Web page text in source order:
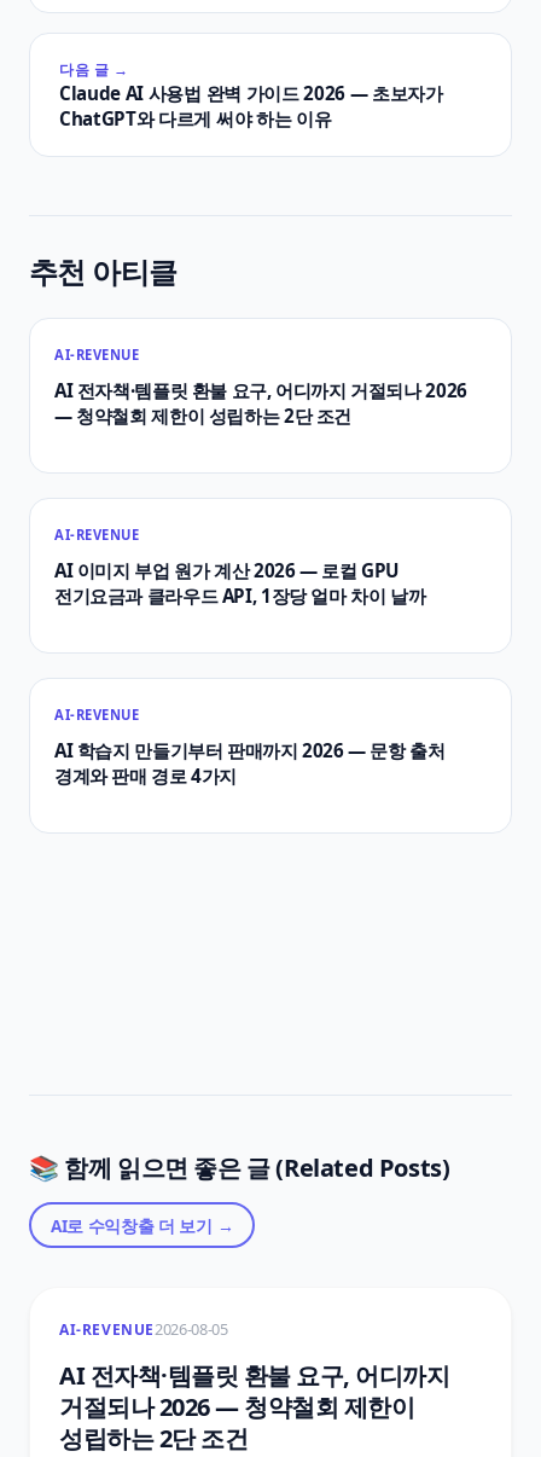
다음 글 →
Claude AI 사용법 완벽 가이드 2026 — 초보자가
ChatGPT와 다르게 써야 하는 이유
추천 아티클
AI-REVENUE
AI 전자책·템플릿 환불 요구, 어디까지 거절되나 2026
— 청약철회 제한이 성립하는 2단 조건
AI-REVENUE
AI 이미지 부업 원가 계산 2026 — 로컬 GPU
전기요금과 클라우드 API, 1장당 얼마 차이 날까
AI-REVENUE
AI 학습지 만들기부터 판매까지 2026 — 문항 출처
경계와 판매 경로 4가지
📚 함께 읽으면 좋은 글 (Related Posts)
AI로 수익창출더 보기 →
AI-REVENUE2026-08-05
AI 전자책·템플릿 환불 요구, 어디까지
거절되나 2026 — 청약철회 제한이
성립하는 2단 조건